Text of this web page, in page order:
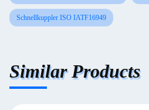
Schnellkuppler ISO IATF16949
Similar Products